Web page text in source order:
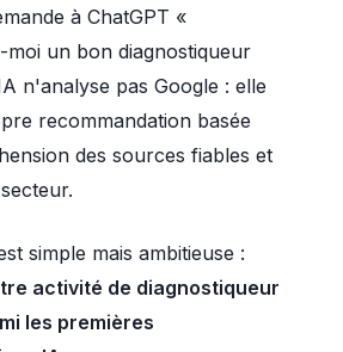
à ChatGPT «
moi un bon diagnostiqueur
n'analyse pas Google : elle
recommandation basée
des sources fiables et
simple mais ambitieuse :
activité de diagnostiqueur
les premières